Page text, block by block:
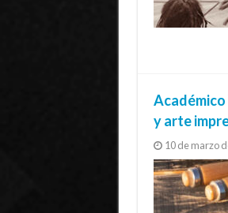
y arte
10 de marzo